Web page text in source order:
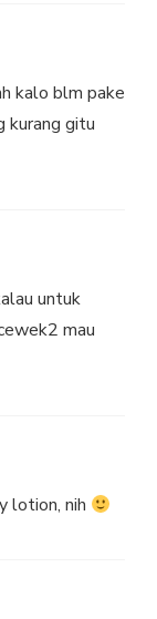
kalo blm pake
kurang gitu
untuk
mau
lotion, nih